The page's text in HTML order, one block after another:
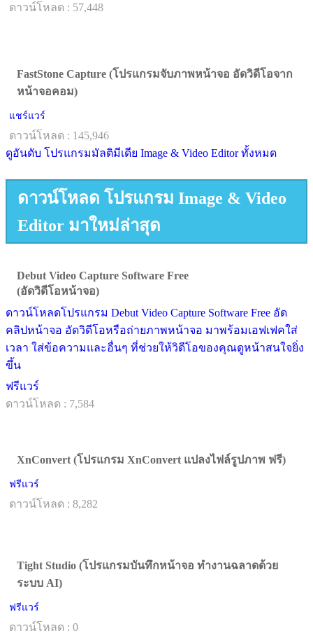
ดาวน์โหลด : 57,448
FastStone Capture (โปรแกรมจับภาพหน้าจอ อัดวิดีโอจาก
หน้าจอคอม)
แชร์แวร์
ดาวน์โหลด : 145,946
ดูอันดับ โปรแกรมมัลติมีเดีย Image & Video Editor ทั้งหมด
ดาวน์โหลด โปรแกรม Image & Video
Editor มาใหม่ล่าสุด
Debut Video Capture Software Free
(อัดวิดีโอหน้าจอ)
ดาวน์โหลดโปรแกรม Debut Video Capture Software Free อัด
คลิปหน้าจอ อัดวิดีโอหรือถ่ายภาพหน้าจอ มาพร้อมเอฟเฟคใส่
เวลา ใส่ข้อความและอื่นๆ ที่ช่วยให้วิดีโอของคุณดูหน้าสนใจยิ่ง
ขึ้น
ฟรีแวร์
ดาวน์โหลด : 7,584
XnConvert (โปรแกรม XnConvert แปลงไฟล์รูปภาพ ฟรี)
ฟรีแวร์
ดาวน์โหลด : 8,282
Tight Studio (โปรแกรมบันทึกหน้าจอ ทำงานฉลาดด้วย
ระบบ AI)
ฟรีแวร์
ดาวน์โหลด : 0